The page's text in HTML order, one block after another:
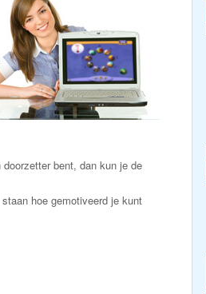
bent, dan kun je de
hoe gemotiveerd je kunt